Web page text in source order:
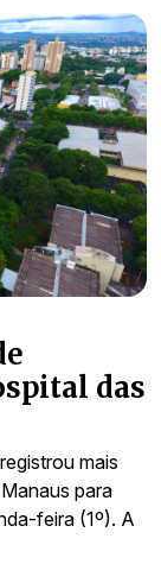
das
mais
para
feira (1º). A